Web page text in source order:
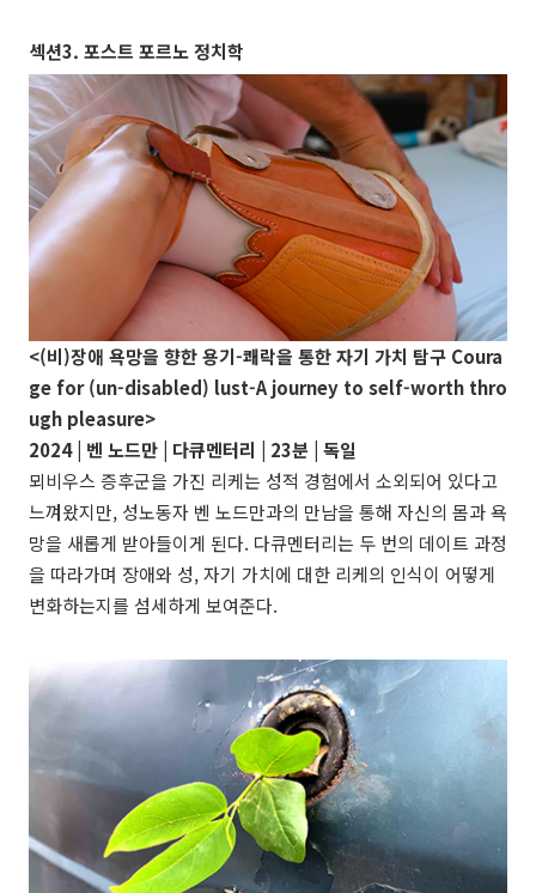
섹션3. 포스트 포르노 정치학
<(비)장애 욕망을 향한 용기-쾌락을 통한 자기 가치 탐구 Coura
ge for (un-disabled) lust-A journey to self-worth thro
ugh pleasure>
2024 | 벤 노드만 | 다큐멘터리 | 23분 | 독일
뫼비우스 증후군을 가진 리케는 성적 경험에서 소외되어 있다고
느껴왔지만, 성노동자 벤 노드만과의 만남을 통해 자신의 몸과 욕
망을 새롭게 받아들이게 된다. 다큐멘터리는 두 번의 데이트 과정
을 따라가며 장애와 성, 자기 가치에 대한 리케의 인식이 어떻게
변화하는지를 섬세하게 보여준다.